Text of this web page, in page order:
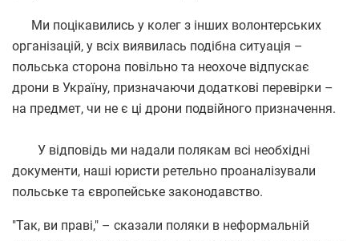
Ми поцікавились у колег з інших волонтерських
організацій, у всіх виявилась подібна ситуація –
польська сторона повільно та неохоче відпускає
дрони в Україну, призначаючи додаткові перевірки –
на предмет, чи не є ці дрони подвійного призначення.
У відповідь ми надали полякам всі необхідні
документи, наші юристи ретельно проаналізували
польське та європейське законодавство.
"Так, ви праві," – сказали поляки в неформальній